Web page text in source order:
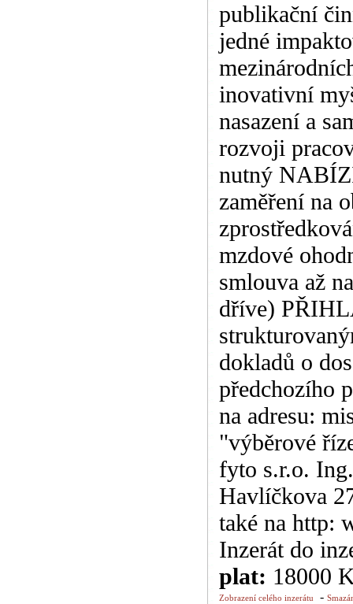
publikační
jedné
inovativní
nasazení a
rozvoji
nutný
zaměření na
mzdové
smlouva až
dříve)
dokladů o
předchozího
na adresu:
"výběrové
fyto s.r.o.
Havlíčkova
také na http:
Inzerát do
plat: 18000
Zobrazení celého inzerátu -